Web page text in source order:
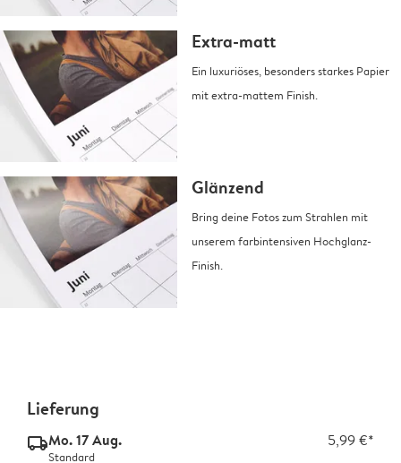
Extra-matt
Ein luxuriöses, besonders starkes Papier
mit extra-mattem Finish.
Glänzend
Bring deine Fotos zum Strahlen mit
unserem farbintensiven Hochglanz-
Finish.
Lieferung
delivery_standard_v2Mo. 17 Aug. 5,99 €*
Standard